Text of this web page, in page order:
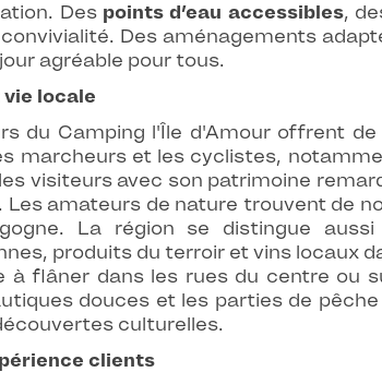
Des points d’eau accessibles,
Des aménagements
agréable pour tous.
locale
du Camping l'Île d'Amour offrent
marcheurs et les cyclistes,
visiteurs avec son patrimoine
Les amateurs de nature trouvent de
La région se distingue
produits du terroir et vins locaux
à flâner dans les rues du centre ou
douces et les parties de
culturelles.
clients